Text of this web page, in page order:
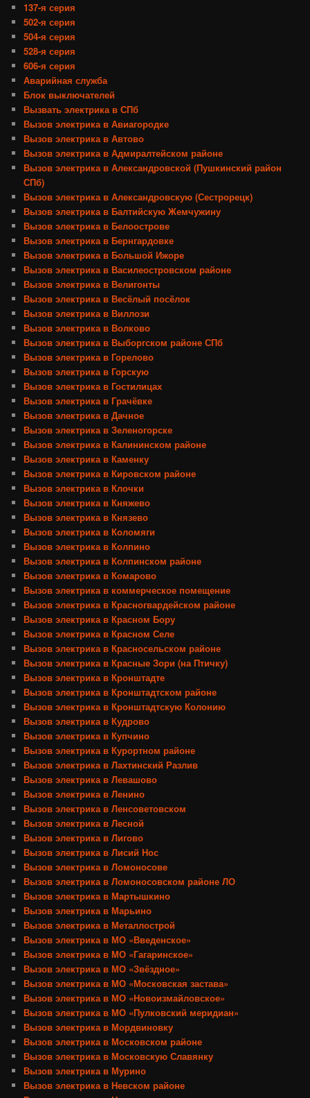
137-я серия
502-я серия
504-я серия
528-я серия
606-я серия
Аварийная служба
Блок выключателей
Вызвать электрика в СПб
Вызов электрика в Авиагородке
Вызов электрика в Автово
Вызов электрика в Адмиралтейском районе
Вызов электрика в Александровской (Пушкинский район
СПб)
Вызов электрика в Александровскую (Сестрорецк)
Вызов электрика в Балтийскую Жемчужину
Вызов электрика в Белоострове
Вызов электрика в Бернгардовке
Вызов электрика в Большой Ижоре
Вызов электрика в Василеостровском районе
Вызов электрика в Велигонты
Вызов электрика в Весёлый посёлок
Вызов электрика в Виллози
Вызов электрика в Волково
Вызов электрика в Выборгском районе СПб
Вызов электрика в Горелово
Вызов электрика в Горскую
Вызов электрика в Гостилицах
Вызов электрика в Грачёвке
Вызов электрика в Дачное
Вызов электрика в Зеленогорске
Вызов электрика в Калининском районе
Вызов электрика в Каменку
Вызов электрика в Кировском районе
Вызов электрика в Клочки
Вызов электрика в Княжево
Вызов электрика в Князево
Вызов электрика в Коломяги
Вызов электрика в Колпино
Вызов электрика в Колпинском районе
Вызов электрика в Комарово
Вызов электрика в коммерческое помещение
Вызов электрика в Красногвардейском районе
Вызов электрика в Красном Бору
Вызов электрика в Красном Селе
Вызов электрика в Красносельском районе
Вызов электрика в Красные Зори (на Птичку)
Вызов электрика в Кронштадте
Вызов электрика в Кронштадтском районе
Вызов электрика в Кронштадтскую Колонию
Вызов электрика в Кудрово
Вызов электрика в Купчино
Вызов электрика в Курортном районе
Вызов электрика в Лахтинский Разлив
Вызов электрика в Левашово
Вызов электрика в Ленино
Вызов электрика в Ленсоветовском
Вызов электрика в Лесной
Вызов электрика в Лигово
Вызов электрика в Лисий Нос
Вызов электрика в Ломоносове
Вызов электрика в Ломоносовском районе ЛО
Вызов электрика в Мартышкино
Вызов электрика в Марьино
Вызов электрика в Металлострой
Вызов электрика в МО «Введенское»
Вызов электрика в МО «Гагаринское»
Вызов электрика в МО «Звёздное»
Вызов электрика в МО «Московская застава»
Вызов электрика в МО «Новоизмайловское»
Вызов электрика в МО «Пулковский меридиан»
Вызов электрика в Мордвиновку
Вызов электрика в Московском районе
Вызов электрика в Московскую Славянку
Вызов электрика в Мурино
Вызов электрика в Невском районе